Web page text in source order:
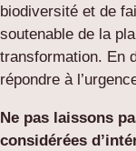
biodiversité et de
soutenable de la
transformation. En
répondre à
Ne pas laissons
considérées